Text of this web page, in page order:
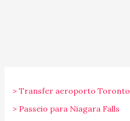
> Transfer aeroporto Toronto
> Passeio para Niagara Falls